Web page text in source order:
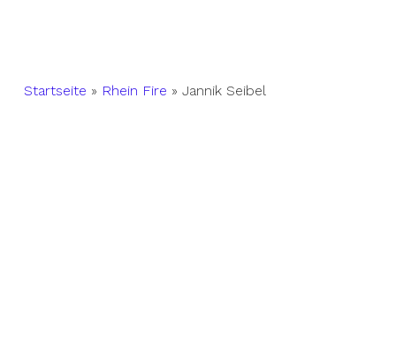
Startseite » Rhein Fire » Jannik Seibel